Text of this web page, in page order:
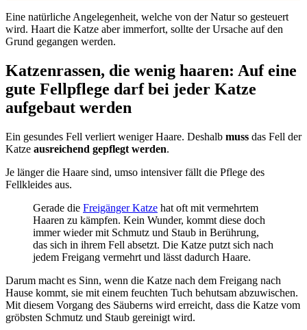
Eine natürliche Angelegenheit, welche von der Natur so gesteuert
wird. Haart die Katze aber immerfort, sollte der Ursache auf den
Grund gegangen werden.
Katzenrassen, die wenig haaren: Auf eine
gute Fellpflege darf bei jeder Katze
aufgebaut werden
Ein gesundes Fell verliert weniger Haare. Deshalb muss das Fell der
Katze ausreichend gepflegt werden.
Je länger die Haare sind, umso intensiver fällt die Pflege des
Fellkleides aus.
Gerade die Freigänger Katze hat oft mit vermehrtem
Haaren zu kämpfen. Kein Wunder, kommt diese doch
immer wieder mit Schmutz und Staub in Berührung,
das sich in ihrem Fell absetzt. Die Katze putzt sich nach
jedem Freigang vermehrt und lässt dadurch Haare.
Darum macht es Sinn, wenn die Katze nach dem Freigang nach
Hause kommt, sie mit einem feuchten Tuch behutsam abzuwischen.
Mit diesem Vorgang des Säuberns wird erreicht, dass die Katze vom
gröbsten Schmutz und Staub gereinigt wird.